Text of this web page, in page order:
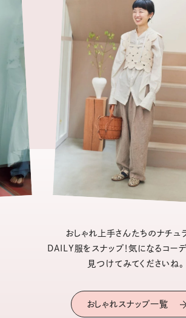
おしゃれ上手さんたちのナチュ
DAILY服をスナップ！気になるコーデ
見つけてみてくださいね。
おしゃれスナップ一覧